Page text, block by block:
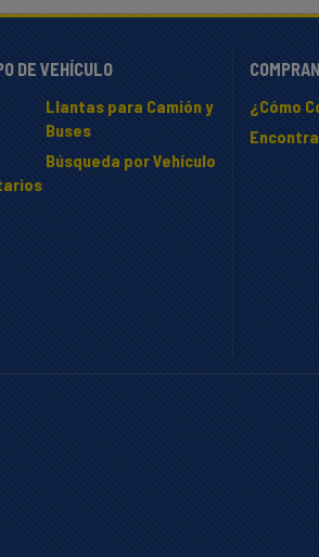
DE VEHÍCULO
Llantas para Camión y
Buses
Búsqueda por Vehículo
¿Cómo